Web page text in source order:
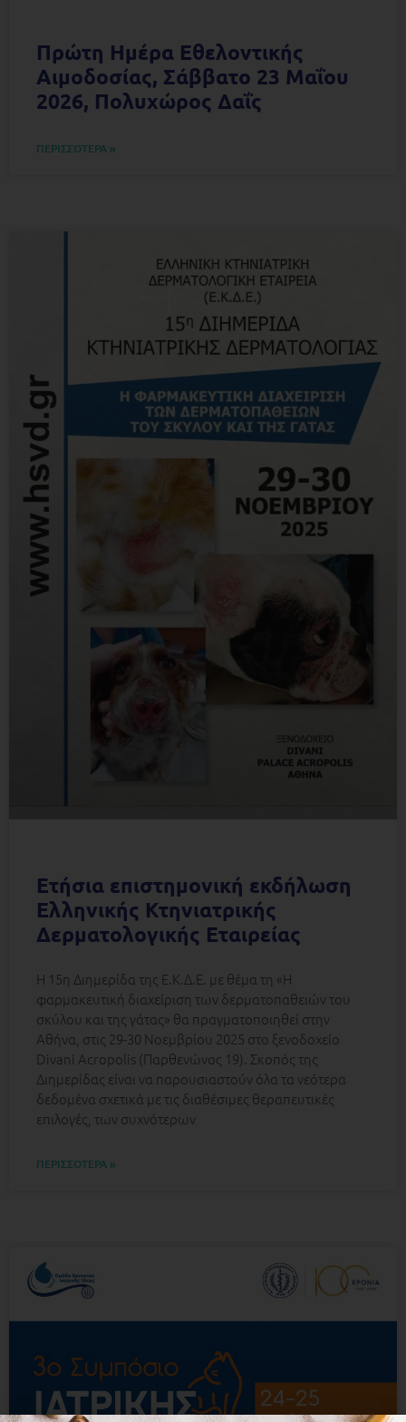
Πρώτη Ημέρα Εθελοντικής
Αιμοδοσίας, Σάββατο 23 Μαΐου
2026, Πολυχώρος Δαΐς
ΠΕΡΙΣΣΟΤΕΡΑ »
Ετήσια επιστημονική εκδήλωση
Ελληνικής Κτηνιατρικής
Δερματολογικής Εταιρείας
Η 15η Διημερίδα της Ε.Κ.Δ.Ε. με θέμα τη «Η
φαρμακευτική διαχείριση των δερματοπαθειών του
σκύλου και της γάτας» θα πραγματοποιηθεί στην
Αθήνα, στις 29-30 Νοεμβρίου 2025 στο ξενοδοχείο
Divani Acropolis (Παρθενώνος 19). Σκοπός της
Διημερίδας είναι να παρουσιαστούν όλα τα νεότερα
δεδομένα σχετικά με τις διαθέσιμες θεραπευτικές
επιλογές, των συχνότερων
ΠΕΡΙΣΣΟΤΕΡΑ »